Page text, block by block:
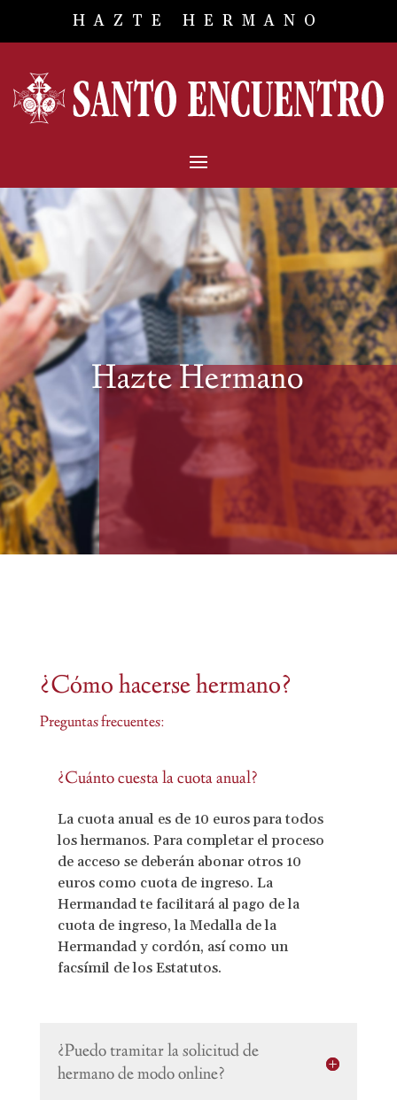
HAZTE HERMANO
Hazte Hermano
¿Cómo hacerse hermano?
Preguntas frecuentes:
¿Cuánto cuesta la cuota anual?
La cuota anual es de 10 euros para todos
los hermanos. Para completar el proceso
de acceso se deberán abonar otros 10
euros como cuota de ingreso. La
Hermandad te facilitará al pago de la
cuota de ingreso, la Medalla de la
Hermandad y cordón, así como un
facsímil de los Estatutos.
¿Puedo tramitar la solicitud de
hermano de modo online?